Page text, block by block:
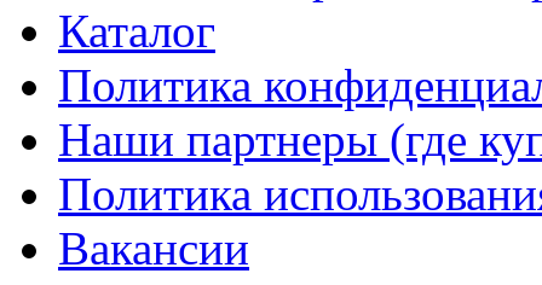
Каталог
Политика
Наши партнеры (где
Политика
Вакансии